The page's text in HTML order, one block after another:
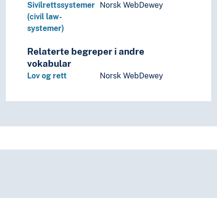
Sivilrettssystemer
(civil law-
systemer)
Norsk WebDewey
Relaterte begreper i andre
vokabular
Lov og rett Norsk WebDewey